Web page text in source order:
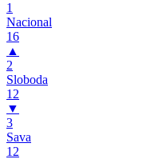
1
Nacional
16
▲
2
Sloboda
12
▼
3
Sava
12